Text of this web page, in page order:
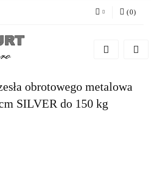
Zarejestruj się
(0)
obrotowego metalowa
SILVER do 150 kg